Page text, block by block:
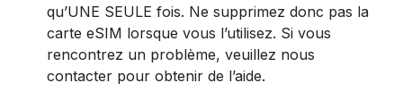
qu’UNE SEULE fois. Ne supprimez donc pas la
carte eSIM lorsque vous l’utilisez. Si vous
rencontrez un problème, veuillez nous
contacter pour obtenir de l’aide.